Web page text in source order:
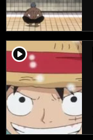
player2